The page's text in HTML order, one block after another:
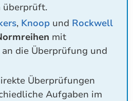
überprüft.
, Knoop und Rockwell
mit
die Überprüfung und
Überprüfungen
Aufgaben im